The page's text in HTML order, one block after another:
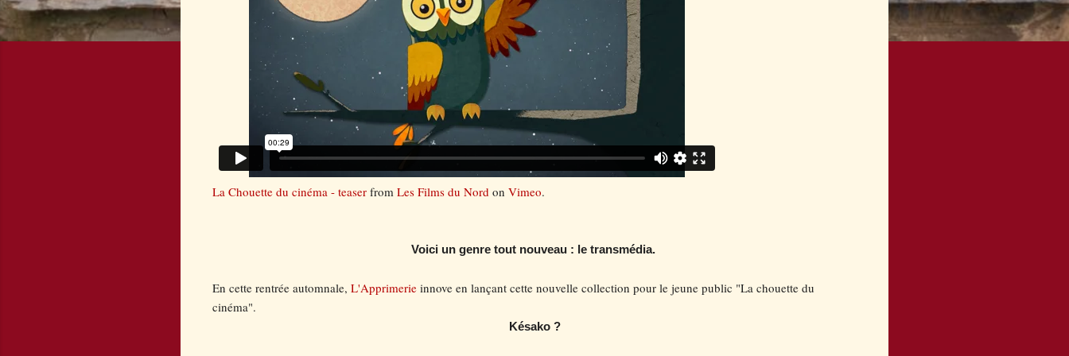
La Chouette du cinéma - teaser from Les Films du Nord on Vimeo.
Voici un genre tout nouveau : le transmédia.
En cette rentrée automnale, L'Apprimerie innove en lançant cette nouvelle collection pour le jeune public "La chouette du
cinéma".
Késako ?